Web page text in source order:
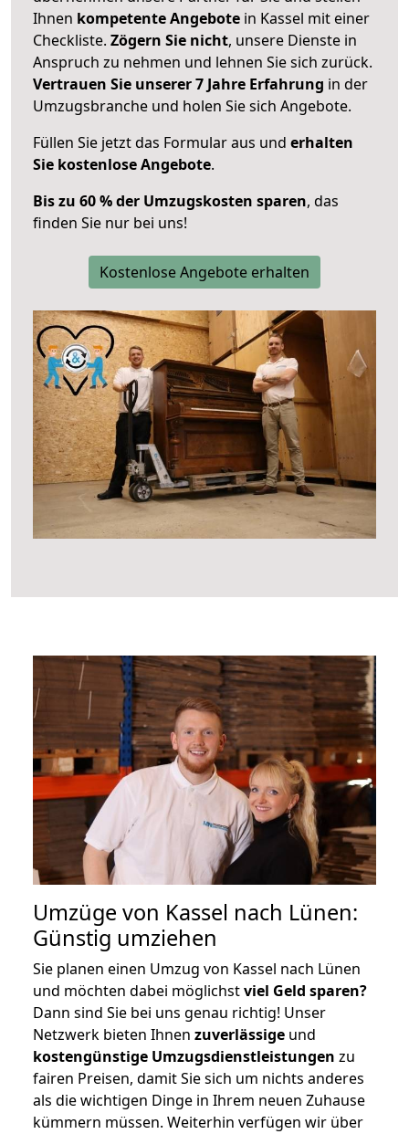
Ihnen kompetente Angebote in Kassel mit einer
Checkliste. Zögern Sie nicht, unsere Dienste in
Anspruch zu nehmen und lehnen Sie sich zurück.
Vertrauen Sie unserer 7 Jahre Erfahrung in der
Umzugsbranche und holen Sie sich Angebote.
Füllen Sie jetzt das Formular aus und erhalten
Sie kostenlose Angebote.
Bis zu 60 % der Umzugskosten sparen, das
finden Sie nur bei uns!
Kostenlose Angebote erhalten
Umzüge von Kassel nach Lünen:
Günstig umziehen
Sie planen einen Umzug von Kassel nach Lünen
und möchten dabei möglichstviel Geld sparen?
Dann sind Sie bei uns genau richtig! Unser
Netzwerk bieten Ihnen zuverlässige und
kostengünstige Umzugsdienstleistungen zu
fairen Preisen, damit Sie sich um nichts anderes
als die wichtigen Dinge in Ihrem neuen Zuhause
kümmern müssen. Weiterhin verfügen wir über